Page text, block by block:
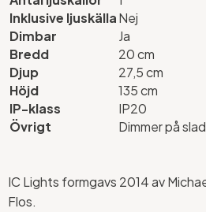
Inklusive ljuskällaNej
Dimbar
Ja
Bredd
20 cm
Djup
27,5 cm
Höjd
135 cm
IP-klass
IP20
Övrigt
Dimmer på
IC Lights formgavs 2014 av
Flos.